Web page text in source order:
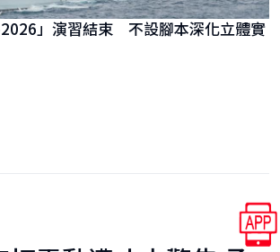
」演習結束 不設腳本深化立體實